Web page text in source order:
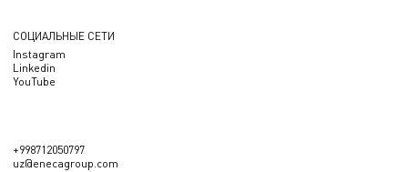
СОЦИАЛЬНЫЕ СЕТИ
Instagram
Linkedin
YouTube
+998712050797
uz@enecagroup.com